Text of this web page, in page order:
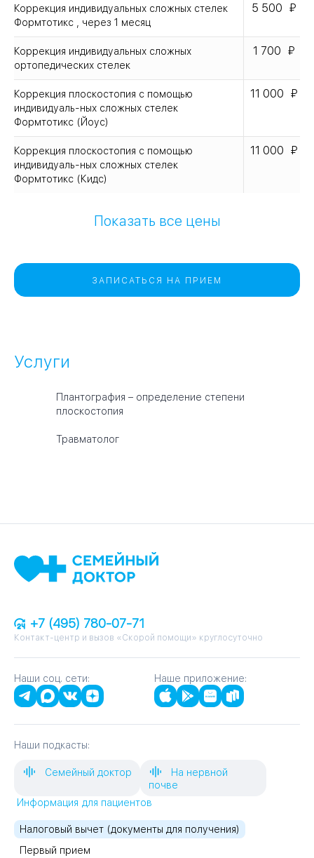
Коррекция индивидуальных сложных стелек
Формтотикс , через 1 месяц
5 500
Коррекция индивидуальных сложных
ортопедических стелек
1 700
Коррекция плоскостопия с помощью
индивидуаль-ных сложных стелек
Формтотикс (Йоус)
11 000
Коррекция плоскостопия с помощью
индивидуаль-ных сложных стелек
Формтотикс (Кидс)
11 000
Показать все цены
ЗАПИСАТЬСЯ НА ПРИЕМ
Услуги
Плантография – определение степени
плоскостопия
Травматолог
+7 (495) 780-07-71
Контакт-центр и вызов «Скорой помощи» круглосуточно
Наши соц. сети: Наше приложение:
Наши подкасты:
Семейный доктор
На нервной
почве
Информация для пациентов
Налоговый вычет (документы для получения)
Первый прием